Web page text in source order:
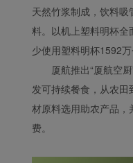
天然竹浆制成，饮料
料。以机上塑料明杯
少使用塑料明杯1592万
厦航推出“厦航空
发可持续餐食，从农
材原料选用助农产品
费。